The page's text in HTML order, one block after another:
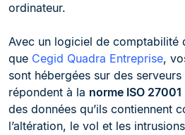
ordinateur.
Avec un logiciel de comptabilité
que Cegid Quadra Entreprise,
sont hébergées sur des
répondent à la norme ISO 27001
des données qu’ils contiennent
l’altération, le vol et les